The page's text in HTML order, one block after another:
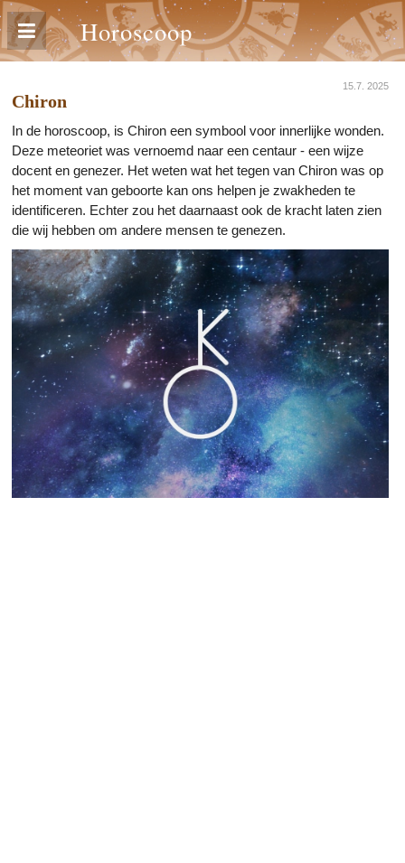
Horoscoop
15.7. 2025
Chiron
In de horoscoop, is Chiron een symbool voor innerlijke wonden.
Deze meteoriet was vernoemd naar een centaur - een wijze
docent en genezer. Het weten wat het tegen van Chiron was op
het moment van geboorte kan ons helpen je zwakheden te
identificeren. Echter zou het daarnaast ook de kracht laten zien
die wij hebben om andere mensen te genezen.